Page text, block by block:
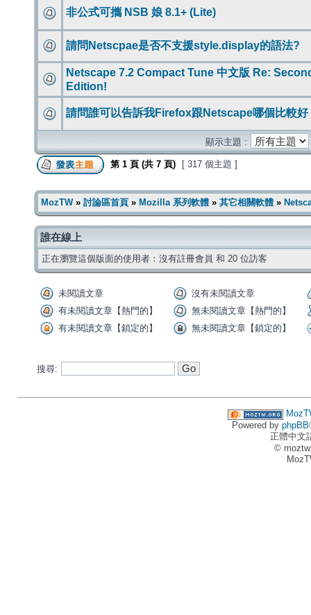
非公式可攜 NSB 娘 8.1+ (Lite)
請問Netscpae是否不支援style.display的語法?
Netscape 7.2 Compact Tune 中文版 Re:
Edition!
請問誰可以告訴我Firefox跟Netscape哪個比較好
顯示主題 :
第 1 頁 (共 7 頁) [ 317 個主題 ]
MozTW» 討論區首頁 » Mozilla 系列軟體 » 其它相關軟體 »
誰在線上
正在瀏覽這個版面的使用者：沒有註冊會員 和 20 位訪客
未閱讀文章
沒有未閱讀文章
有未閱讀文章【熱門的】
無未閱讀文章【熱門的】
有未閱讀文章【鎖定的】
無未閱讀文章【鎖定的】
搜尋:
Powered by phpBB
正體中文
©